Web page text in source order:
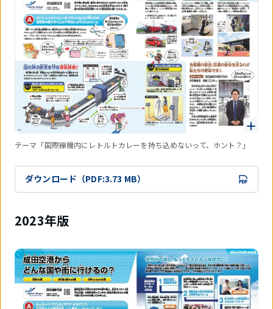
テーマ「国際線機内にレトルトカレーを持ち込めないって、ホント？」
ダウンロード（PDF:3.73 MB）
2023年版